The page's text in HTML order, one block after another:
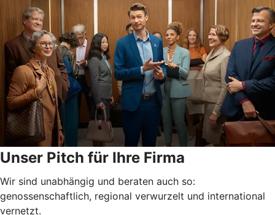
Unser Pitch für Ihre Firma
Wir sind unabhängig und beraten auch so:
genossenschaftlich, regional verwurzelt und international
vernetzt.